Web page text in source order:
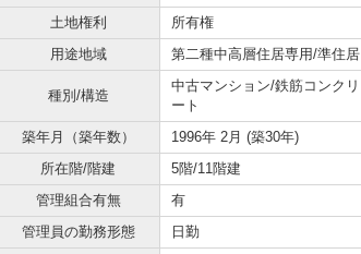
土地権利
所有権
用途地域
第二種中高層住居専用/準住居
種別/構造
中古マンション/鉄筋コンクリ
ート
築年月（築年数）
1996年 2月 (築30年)
所在階/階建
5階/11階建
管理組合有無
有
管理員の勤務形態
日勤